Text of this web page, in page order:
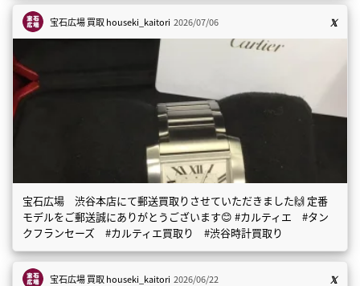
宝石広場 買取houseki_kaitori 2026/07/06
宝石広場 渋谷本店にて郵送買取りさせていただきました🙌 定番
モデルをご郵送誠にありがとうございます😊 #カルティエ #タン
クフランセーズ #カルティエ買取り #渋谷時計買取り
宝石広場 買取houseki_kaitori 2026/06/22